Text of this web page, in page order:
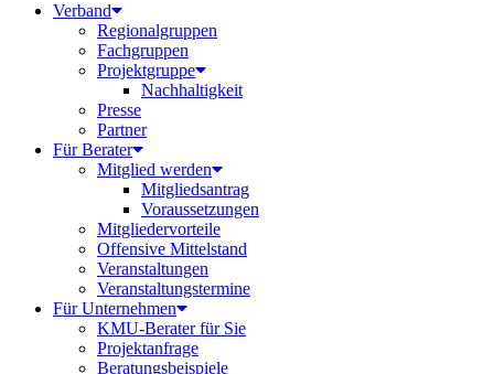
Verband
Regionalgruppen
Fachgruppen
Projektgruppe
Nachhaltigkeit
Presse
Partner
Für Berater
Mitglied werden
Mitgliedsantrag
Voraussetzungen
Mitgliedervorteile
Offensive Mittelstand
Veranstaltungen
Veranstaltungstermine
Für Unternehmen
KMU-Berater für Sie
Projektanfrage
Beratungsbeispiele